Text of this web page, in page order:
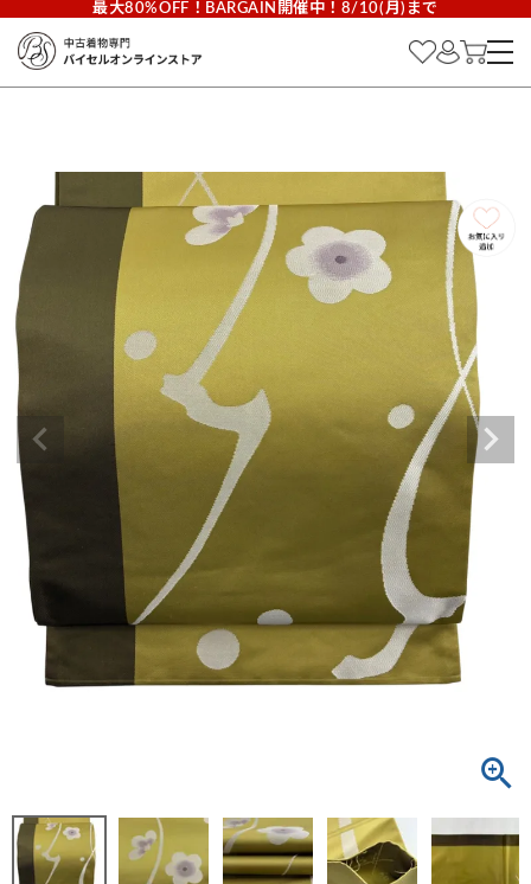
最大80%OFF！BARGAIN開催中！8/10(月)まで